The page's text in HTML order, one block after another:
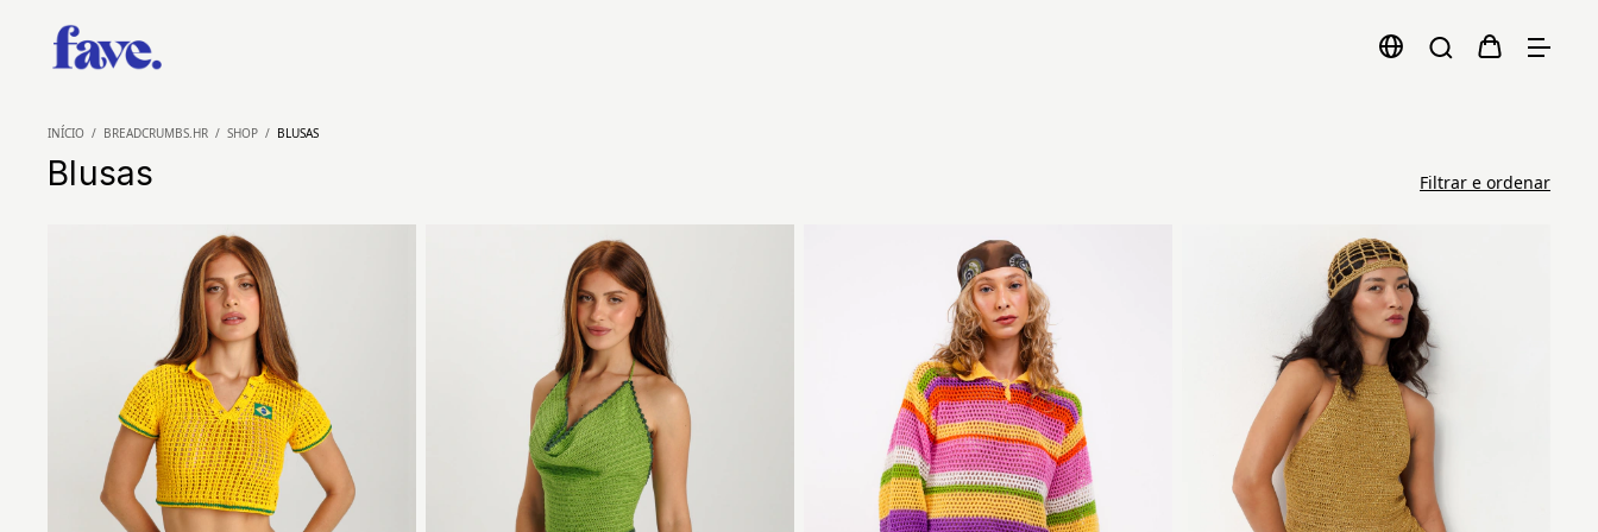
INÍCIO / BREADCRUMBS.HR / SHOP / BLUSAS
Blusas Filtrar e ordenar